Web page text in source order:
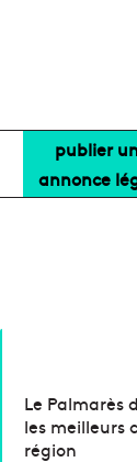
publier
annonce
Le Palmarès
les meilleurs
région